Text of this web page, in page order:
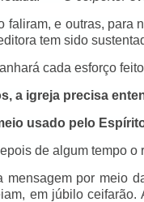
e outras,
tem sido
cada esforço
a igreja precisa
usado pelo
de algum tempo
por meio
em júbilo